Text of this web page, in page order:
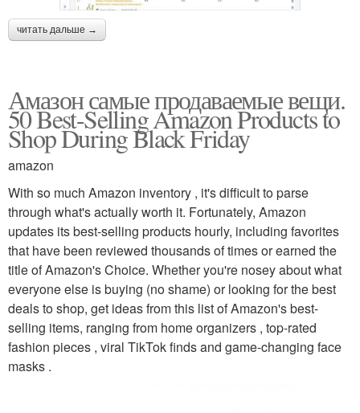
читать дальше →
Амазон самые продаваемые вещи.
50 Best-Selling Amazon Products to
Shop During Black Friday
amazon
With so much Amazon inventory , it's difficult to parse
through what's actually worth it. Fortunately, Amazon
updates its best-selling products hourly, including favorites
that have been reviewed thousands of times or earned the
title of Amazon's Choice. Whether you're nosey about what
everyone else is buying (no shame) or looking for the best
deals to shop, get ideas from this list of Amazon's best-
selling items, ranging from home organizers , top-rated
fashion pieces , viral TikTok finds and game-changing face
masks .